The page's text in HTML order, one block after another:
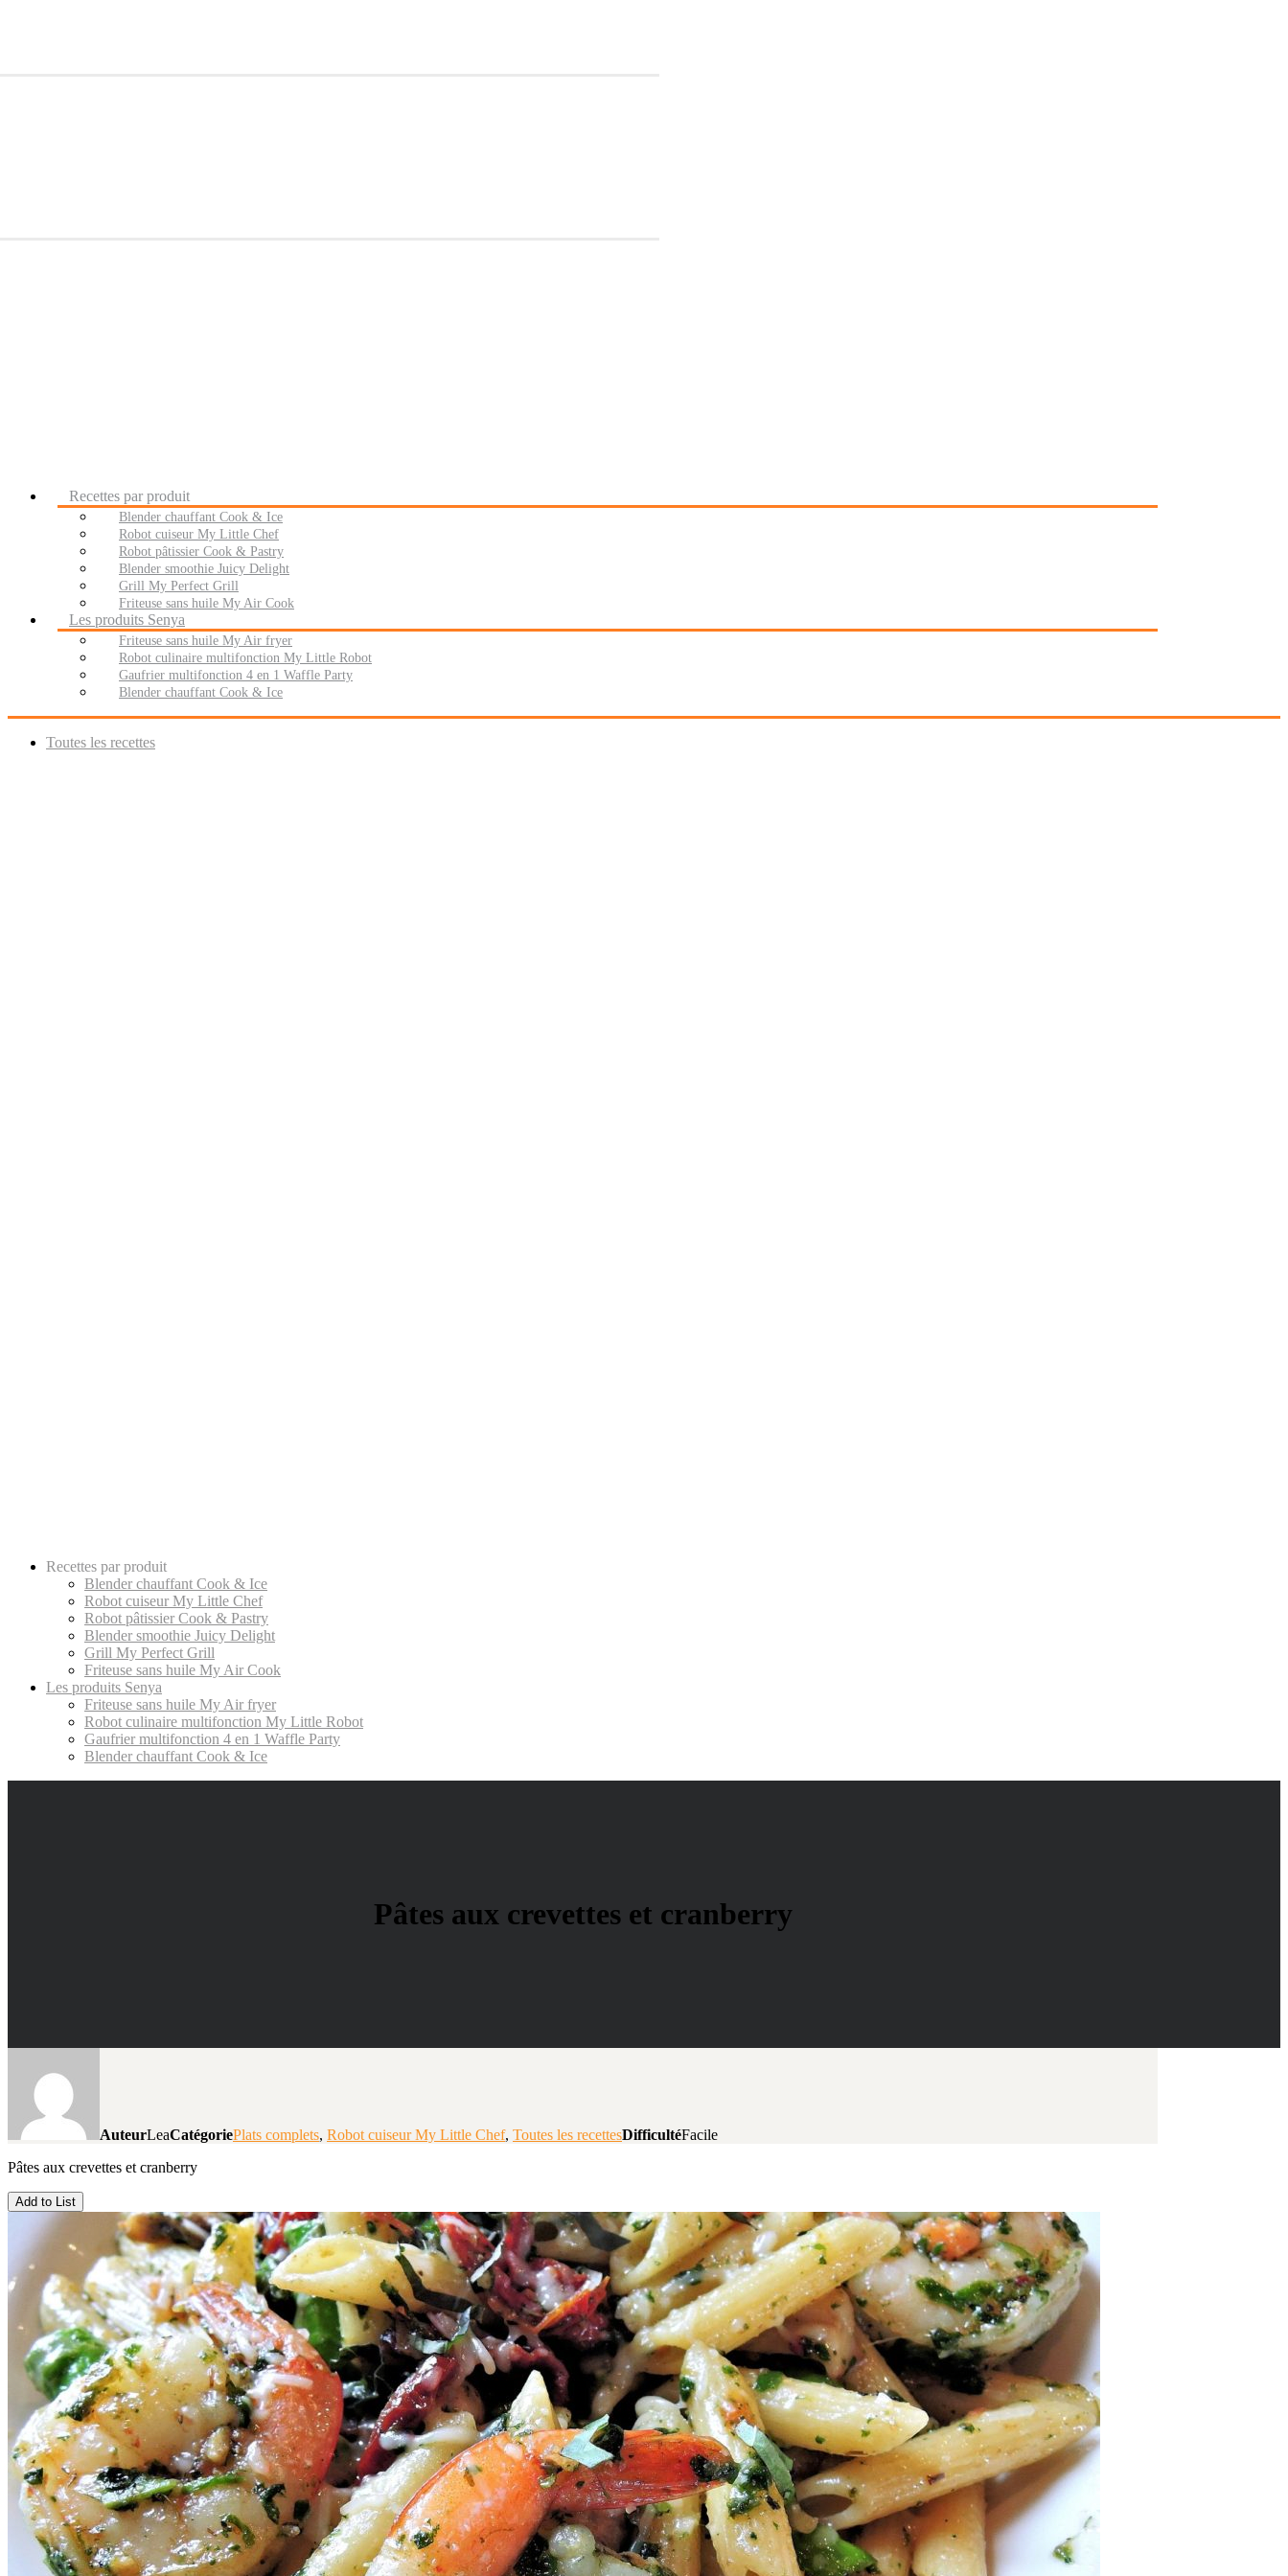
Recettes par produit
Blender chauffant Cook & Ice
Robot cuiseur My Little Chef
Robot pâtissier Cook & Pastry
Blender smoothie Juicy Delight
Grill My Perfect Grill
Friteuse sans huile My Air Cook
Les produits Senya
Friteuse sans huile My Air fryer
Robot culinaire multifonction My Little Robot
Gaufrier multifonction 4 en 1 Waffle Party
Blender chauffant Cook & Ice
Toutes les recettes
Recettes par produit
Blender chauffant Cook & Ice
Robot cuiseur My Little Chef
Robot pâtissier Cook & Pastry
Blender smoothie Juicy Delight
Grill My Perfect Grill
Friteuse sans huile My Air Cook
Les produits Senya
Friteuse sans huile My Air fryer
Robot culinaire multifonction My Little Robot
Gaufrier multifonction 4 en 1 Waffle Party
Blender chauffant Cook & Ice
Pâtes aux crevettes et cranberry
AuteurLeaCatégoriePlats complets, Robot cuiseur My Little Chef, Toutes les recettesDifficultéFacile
Pâtes aux crevettes et cranberry
Add to List